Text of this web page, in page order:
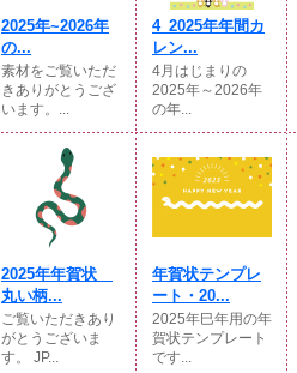
2025年~2026年
の...
素材をご覧いただ
きありがとうござ
います。...
4_2025年年間カ
レン...
4月はじまりの
2025年～2026年
の年...
2025年年賀状
丸い柄...
ご覧いただきあり
がとうございま
す。 JP...
年賀状テンプレ
ート・20...
2025年巳年用の年
賀状テンプレート
です...